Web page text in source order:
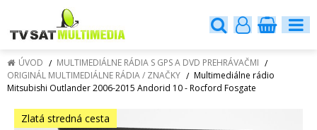
ÚVOD
MULTIMEDIÁLNE RÁDIA S GPS A DVD PREHRÁVAČMI
ORIGINÁL MULTIMEDIÁLNE RÁDIA / ZNAČKY
Multimediálne rádio
Mitsubishi Outlander 2006-2015 Andorid 10 - Rocford Fosgate
Zlatá stredná cesta